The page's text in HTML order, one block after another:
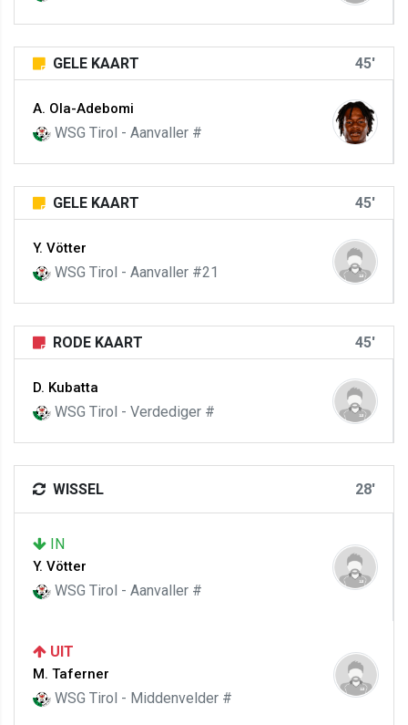
GELE KAART 45'
A. Ola-Adebomi
WSG Tirol - Aanvaller #
GELE KAART 45'
Y. Vötter
WSG Tirol - Aanvaller #21
RODE KAART 45'
D. Kubatta
WSG Tirol - Verdediger #
WISSEL 28'
IN
Y. Vötter
WSG Tirol - Aanvaller #
UIT
M. Taferner
WSG Tirol - Middenvelder #